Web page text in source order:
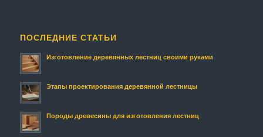
ПОСЛЕДНИЕ СТАТЬИ
Изготовление деревянных лестниц своими руками
Этапы проектирования деревянной лестницы
Породы древесины для изготовления лестниц